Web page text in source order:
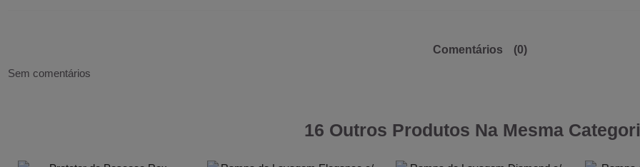
Comentários
(0)
Sem comentários
16 Outros Produtos Na Mesma